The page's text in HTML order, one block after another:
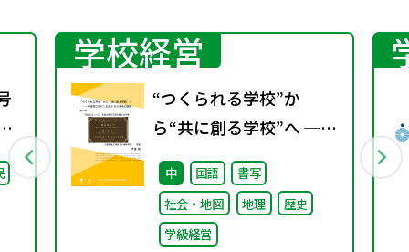
学校経営
“つくられる学校”か
ら“共に創る学校”へ ──
不確実な時代に応答する
小津中の実践 第二回
「学校のコンパス」生徒
が創る学校の最上位方針
中 国語
書写
社会・地図
地理
歴史
学級経営